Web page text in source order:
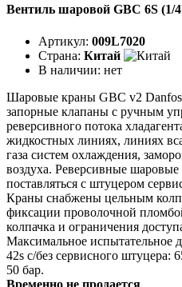
Вентиль шаровой GBC 6S (1/
Артикул: 009L7020
Страна: Китай
В наличии: нет
Шаровые краны GBC v2
запорные клапаны с ручным
реверсивного потока
жидкостных линиях, линиях
газа систем охлаждения,
воздуха. Реверсивные
поставляться с штуцером
Краны снабжены цельным
фиксации проволочной
колпачка и ограничения
Максимальное испытательное
42s с/без сервисного штуцера:
50 бар.
Временно не продается